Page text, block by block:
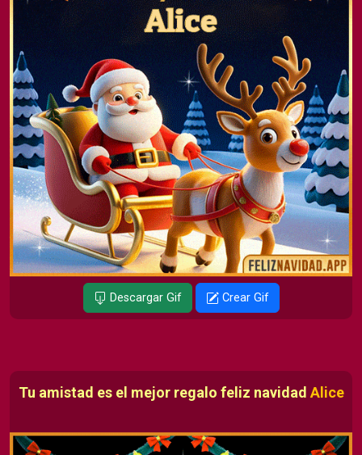
Descargar Gif Crear Gif
Tu amistad es el mejor regalo feliz navidad Alice